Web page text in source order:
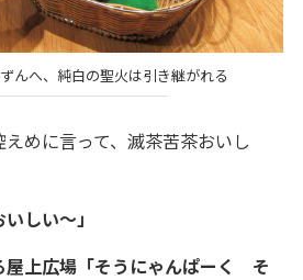
んへ、純白の聖火は引き継がれる
めに言って、滅茶苦茶おいし
しい～」
屋上広場「そうにゃんぱーく そ